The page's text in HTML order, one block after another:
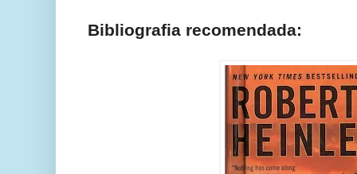
Bibliografia recomendada: